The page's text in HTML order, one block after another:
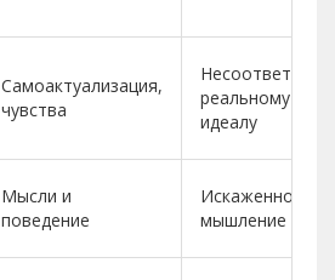
Самоактуализация,
чувства
реальному «Я» и
идеалу
Мысли и
поведение
Искаженное
мышление